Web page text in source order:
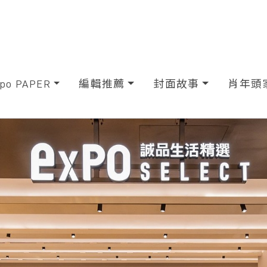
PAPER 編輯推薦 封面故事 肖年頭